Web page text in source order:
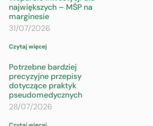
największych – MŚP na
marginesie
31/07/2026
Czytaj więcej
Potrzebne bardziej
precyzyjne przepisy
dotyczące praktyk
pseudomedycznych
28/07/2026